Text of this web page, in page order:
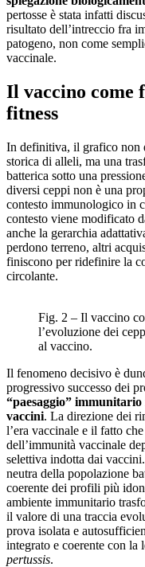
pertosse è stata infatti
risultato dell’intreccio fra
patogeno, non come
vaccinale.
Il vaccino come
fitness
In definitiva, il grafico non
storica di alleli, ma una
batterica sotto una
diversi ceppi non è una
contesto immunologico in
contesto viene modificato
anche la gerarchia
perdono terreno, altri
finiscono per ridefinire la
circolante.
Fig. 2 – Il vaccino
l’evoluzione dei
al vaccino.
Il fenomeno decisivo è
progressivo successo dei
“paesaggio”
vaccini. La direzione dei
l’era vaccinale e il fatto
dell’immunità vaccinale
selettiva indotta dai
neutra della popolazione
coerente dei profili più
ambiente immunitario
il valore di una traccia
prova isolata e
integrato e coerente con la
pertussis.